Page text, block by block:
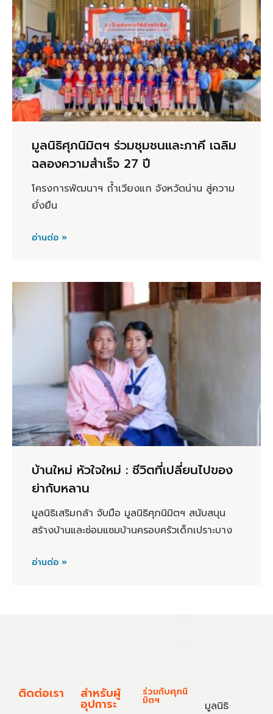
มูลนิธิศุภนิมิตฯ ร่วมชุมชนและภาคี เฉลิม
ฉลองความสำเร็จ 27 ปี
โครงการพัฒนาฯ ถ้ำเวียงแก จังหวัดน่าน สู่ความ
ยั่งยืน
อ่านต่อ »
บ้านใหม่ หัวใจใหม่ : ชีวิตที่เปลี่ยนไปของ
ย่ากับหลาน
มูลนิธิเสริมกล้า จับมือ มูลนิธิศุภนิมิตฯ สนับสนุน
สร้างบ้านและซ่อมแซมบ้านครอบครัวเด็กเปราะบาง
อ่านต่อ »
ติดต่อเรา สำหรับผู้
อุปการะ
ร่วมกับศุภนิ
มิตฯ
มูลนิธิ